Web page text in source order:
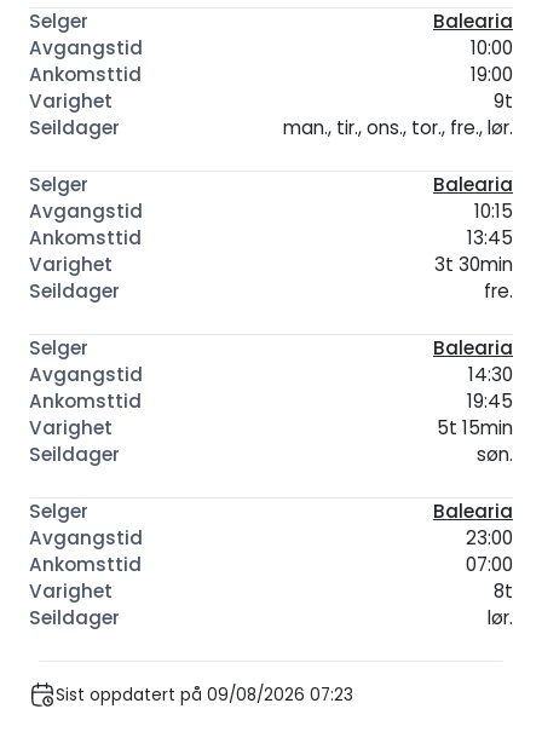
Balearia
10:00
19:00
9t
man., tir., ons., tor., fre., lør.
Balearia
10:15
13:45
3t 30min
fre.
Balearia
14:30
19:45
5t 15min
søn.
Balearia
23:00
07:00
8t
lør.
Sist oppdatert på 09/08/2026 07:23